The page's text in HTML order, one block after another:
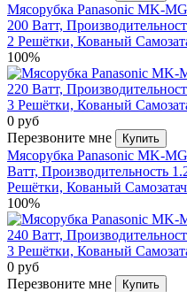
Мясорубка Panasonic MK-
200 Ватт,
2 Решётки, Кованый
100%
0 руб
Перезвоните мне
Купить
Мясорубка Panasonic MK-
Ватт, Производительность
Решётки, Кованый
100%
0 руб
Перезвоните мне
Купить